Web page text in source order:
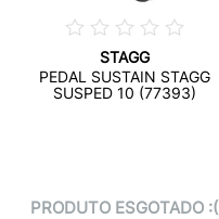
STAGG
PEDAL SUSTAIN STAGG
SUSPED 10 (77393)
PRODUTO ESGOTADO :(